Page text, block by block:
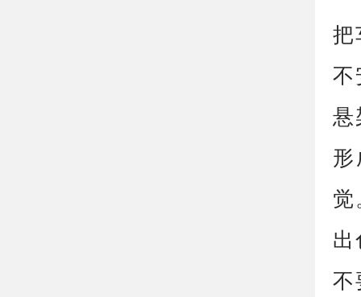
把
不
悬
不